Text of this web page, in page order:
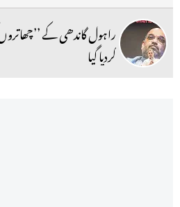
راہول گاندھی کے
کردیا گیا